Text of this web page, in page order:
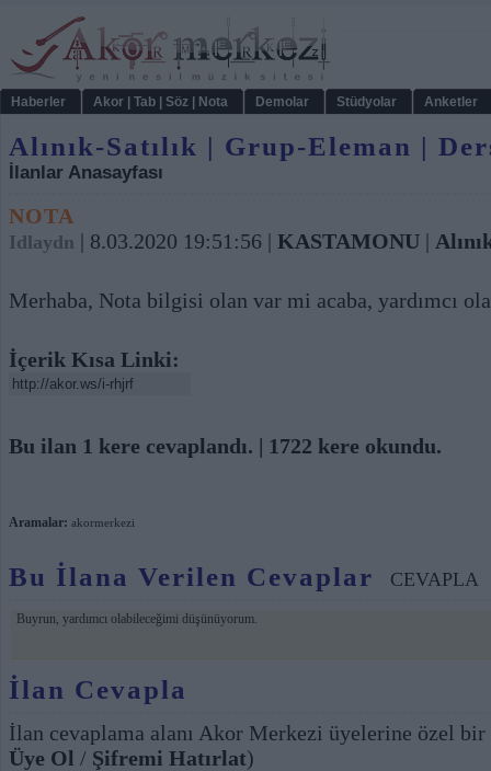
Haberler Akor | Tab | Söz | Nota Demolar Stüdyolar Anketler
Alınık-Satılık | Grup-Eleman |
İlanlar Anasayfası
NOTA
Idlaydn | 8.03.2020 19:51:56 | KASTAMONU |
Merhaba, Nota bilgisi olan var mi acaba, yardımcı
İçerik Kısa Linki:
Bu ilan 1 kere cevaplandı. | 1722 kere okundu.
Aramalar: akormerkezi
Bu İlana Verilen Cevaplar CEVAPLA
Buyrun, yardımcı olabileceğimi düşünüyorum.
İlan Cevapla
İlan cevaplama alanı Akor Merkezi üyelerine özel
Üye Ol / Şifremi Hatırlat)